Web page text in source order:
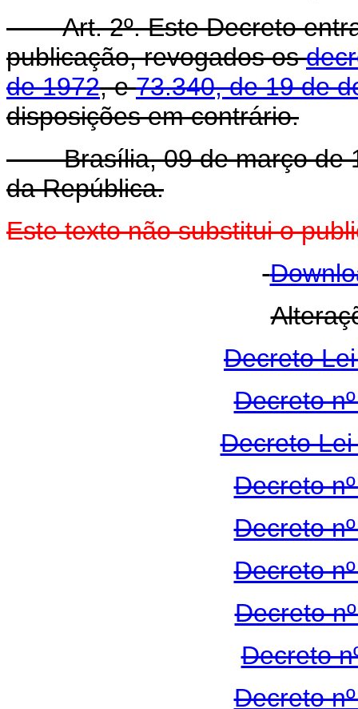
Art. 2º. Este Decreto
publicação, revogados os
de 1972, e73.340, de 19 de
disposições em contrário.
Brasília, 09 de março de
da República.
Este texto não substitui o
Decreto
Decreto
Decreto
Decreto
Decreto
Decreto
Decreto
Decreto
Decreto